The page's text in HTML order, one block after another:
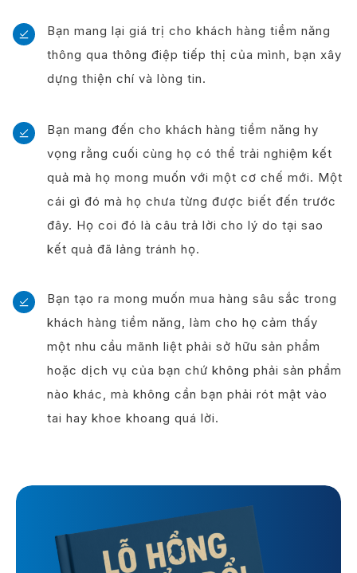
Bạn mang lại giá trị cho khách hàng tiềm năng
thông qua thông điệp tiếp thị của mình, bạn xây
dựng thiện chí và lòng tin.
Bạn mang đến cho khách hàng tiềm năng hy
vọng rằng cuối cùng họ có thể trải nghiệm kết
quả mà họ mong muốn với một cơ chế mới. Một
cái gì đó mà họ chưa từng được biết đến trước
đây. Họ coi đó là câu trả lời cho lý do tại sao
kết quả đã lảng tránh họ.
Bạn tạo ra mong muốn mua hàng sâu sắc trong
khách hàng tiềm năng, làm cho họ cảm thấy
một nhu cầu mãnh liệt phải sở hữu sản phẩm
hoặc dịch vụ của bạn chứ không phải sản phẩm
nào khác, mà không cần bạn phải rót mật vào
tai hay khoe khoang quá lời.